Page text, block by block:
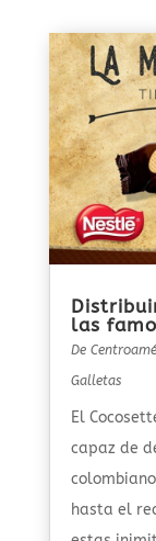
las
De
Galletas
El
capaz de
hasta el